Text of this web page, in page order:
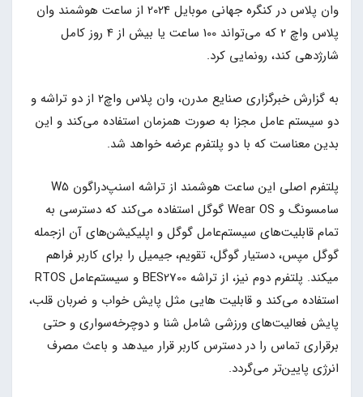
وان پلاس در کنگره جهانی موبایل 2024 از ساعت هوشمند وان
پلاس واچ 2 که می‌تواند 100 ساعت یا بیش از 4 روز کامل
شارژدهی کند، رونمایی کرد.
به گزارش خبرگزاری صنایع مدرن، وان پلاس واچ2 از دو تراشه و
دو سیستم عامل مجزا به صورت همزمان استفاده می‌کند و این
بدین معناست که با دو پلتفرم عرضه خواهد شد.
پلتفرم اصلی این ساعت هوشمند از تراشه اسنپ‌دراگون W5
سامسونگ و Wear OS گوگل استفاده می‌کند که دسترسی به
تمام قابلیت‌های سیستم‌عامل گوگل و اپلیکیشن‌های آن ازجمله
گوگل مپس، دستیار گوگل، تقویم، جیمیل را برای کاربر فراهم
میکند. پلتفرم دوم نیز، از تراشه BES2700 و سیستم‌عامل RTOS
استفاده می‌کند و قابلیت هایی مثل پایش خواب و ضربان قلب،
پایش فعالیت‌های ورزشی شامل شنا و دوچرخه‌سواری و حتی
برقراری تماس را در دسترس کاربر قرار میدهد و باعث مصرف
انرژی پایین‌تر می‌گردد.